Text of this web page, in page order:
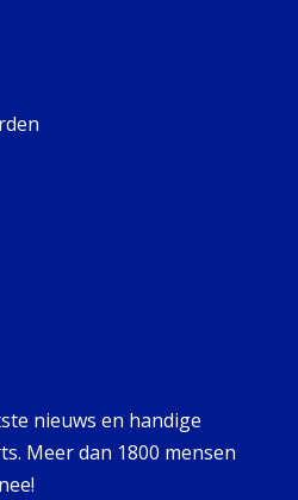
nieuws en handige
Meer dan 1800 mensen